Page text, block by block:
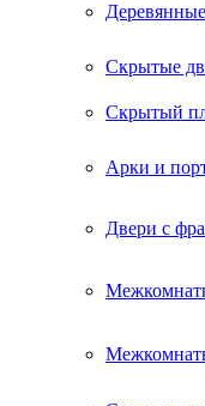
Скрытые
Скрытый
Арки и
Двери с